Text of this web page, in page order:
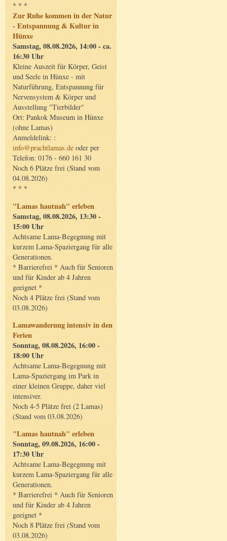
* * *
Zur Ruhe kommen in der Natur
- Entspannung & Kultur in
Hünxe
Samstag, 08.08.2026, 14:00 - ca.
16:30 Uhr
Kleine Auszeit für Körper, Geist
und Seele in Hünxe - mit
Naturführung, Entspannung für
Nervensystem & Körper und
Ausstellung "Tierbilder"
Ort: Pankok Museum in Hünxe
(ohne Lamas)
Anmeldelink: :
info@prachtlamas.de oder per
Telefon: 0176 - 660 161 30
Noch 6 Plätze frei (Stand vom
04.08.2026)
* * *
"Lamas hautnah" erleben
Samstag, 08.08.2026, 13:30 -
15:00 Uhr
Achtsame Lama-Begegnung mit
kurzem Lama-Spaziergang für alle
Generationen.
* Barrierefrei * Auch für Senioren
und für Kinder ab 4 Jahren
geeignet *
Noch 4 Plätze frei (Stand vom
03.08.2026)
Lamawanderung intensiv in den
Ferien
Sonntag, 08.08.2026, 16:00 -
18:00 Uhr
Achtsame Lama-Begegnung mit
Lama-Spaziergang im Park in
einer kleinen Gruppe, daher viel
intensiver.
Noch 4-5 Plätze frei (2 Lamas)
(Stand vom 03.08.2026)
"Lamas hautnah" erleben
Sonntag, 09.08.2026, 16:00 -
17:30 Uhr
Achtsame Lama-Begegnung mit
kurzem Lama-Spaziergang für alle
Generationen.
* Barrierefrei * Auch für Senioren
und für Kinder ab 4 Jahren
geeignet *
Noch 8 Plätze frei (Stand vom
03.08.2026)